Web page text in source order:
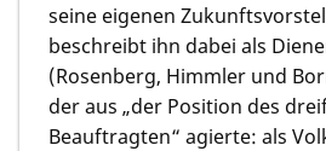
seine eigenen
beschreibt ihn dabei als
(Rosenberg, Himmler und
der aus „der Position des
Beauftragten“ agierte: als